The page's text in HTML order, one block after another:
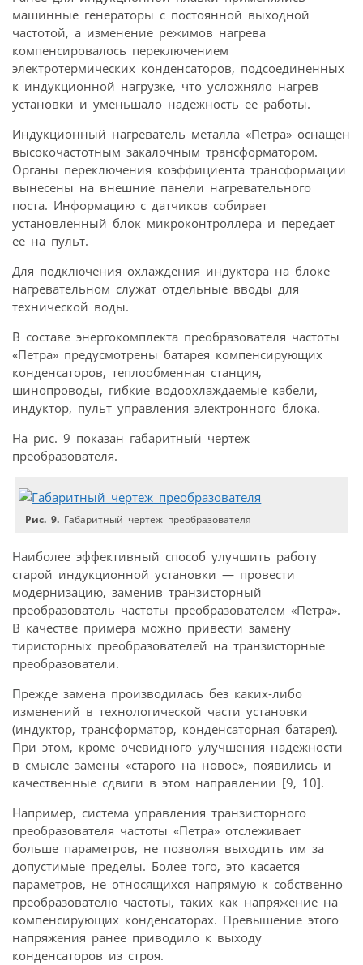
машинные генераторы с постоянной выходной
частотой, а изменение режимов нагрева
компенсировалось переключением
электротермических конденсаторов, подсоединенных
к индукционной нагрузке, что усложняло нагрев
установки и уменьшало надежность ее работы.
Индукционный нагреватель металла «Петра» оснащен
высокочастотным закалочным трансформатором.
Органы переключения коэффициента трансформации
вынесены на внешние панели нагревательного
поста. Информацию с датчиков собирает
установленный блок микроконтроллера и передает
ее на пульт.
Для подключения охлаждения индуктора на блоке
нагревательном служат отдельные вводы для
технической воды.
В составе энергокомплекта преобразователя частоты
«Петра» предусмотрены батарея компенсирующих
конденсаторов, теплообменная станция,
шинопроводы, гибкие водоохлаждаемые кабели,
индуктор, пульт управления электронного блока.
На рис. 9 показан габаритный чертеж
преобразователя.
Рис. 9. Габаритный чертеж преобразователя
Наиболее эффективный способ улучшить работу
старой индукционной установки — провести
модернизацию, заменив транзисторный
преобразователь частоты преобразователем «Петра».
В качестве примера можно привести замену
тиристорных преобразователей на транзисторные
преобразователи.
Прежде замена производилась без каких-либо
изменений в технологической части установки
(индуктор, трансформатор, конденсаторная батарея).
При этом, кроме очевидного улучшения надежности
в смысле замены «старого на новое», появились и
качественные сдвиги в этом направлении [9, 10].
Например, система управления транзисторного
преобразователя частоты «Петра» отслеживает
больше параметров, не позволяя выходить им за
допустимые пределы. Более того, это касается
параметров, не относящихся напрямую к собственно
преобразователю частоты, таких как напряжение на
компенсирующих конденсаторах. Превышение этого
напряжения ранее приводило к выходу
конденсаторов из строя.